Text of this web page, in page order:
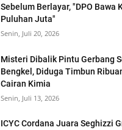
Sebelum Berlayar, "DPO Bawa
Puluhan Juta"
Senin, Juli 20, 2026
Misteri Dibalik Pintu Gerbang
Bengkel, Diduga Timbun
Cairan Kimia
Senin, Juli 13, 2026
ICYC Cordana Juara Seghizzi